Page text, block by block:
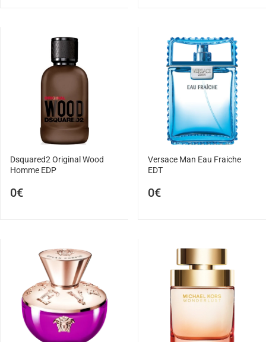
Dsquared2 Original Wood
Homme EDP
0€
Versace Man Eau Fraiche
EDT
0€